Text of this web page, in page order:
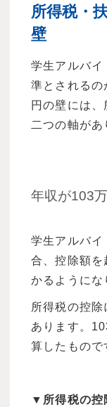
所得税・
壁
学生アルバイ
準とされるの
円の壁には
二つの軸があ
年収が103
学生アルバ
合、控除額を
かるようにな
所得税の控
あります。
算したもので
▼所得税の控